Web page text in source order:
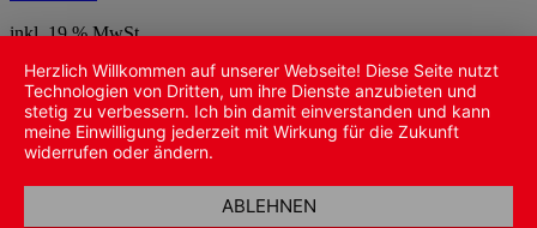
inkl. 19 % MwSt.
zzgl.Versandkosten
Herzlich Willkommen auf unserer Webseite! Diese Seite nutzt
Technologien von Dritten, um ihre Dienste anzubieten und
stetig zu verbessern. Ich bin damit einverstanden und kann
meine Einwilligung jederzeit mit Wirkung für die Zukunft
widerrufen oder ändern.
ABLEHNEN